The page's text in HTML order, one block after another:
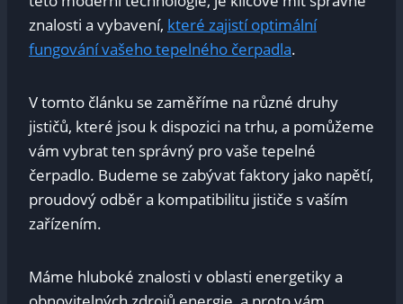
znalosti ‌a vybavení, které‌ zajistí⁢ optimální
fungování vašeho tepelného čerpadla.‌
V tomto článku ⁢se zaměříme na různé druhy
jističů, které ​jsou k dispozici⁤ na trhu,⁤ a ​pomůžeme
vám vybrat ten správný pro vaše⁤ tepelné
čerpadlo. Budeme se zabývat faktory ‌jako napětí,⁢
proudový odběr a kompatibilitu jističe s vaším
zařízením.
Máme hluboké znalosti v oblasti energetiky a